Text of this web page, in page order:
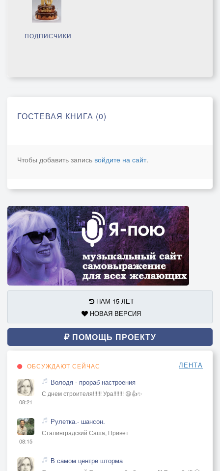
ПОДПИСЧИКИ
ГОСТЕВАЯ КНИГА (0)
Чтобы добавить запись войдите на сайт.
НАМ 15 ЛЕТ
НОВАЯ ВЕРСИЯ
ПОМОЩЬ ПРОЕКТУ
ОБСУЖДАЮТ СЕЙЧАС ЛЕНТА
08:21
Володя - прораб настроения
С днем строителя!!!!!! Ура!!!!!!! 😃👍✨
08:15
Рулетка.- шансон.
Сталинградский Саша, Привет
В самом центре шторма